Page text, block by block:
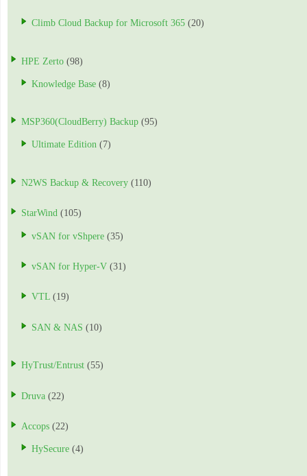
Climb Cloud Backup for Microsoft 365 (20)
HPE Zerto (98)
Knowledge Base (8)
MSP360(CloudBerry) Backup (95)
Ultimate Edition (7)
N2WS Backup & Recovery (110)
StarWind (105)
vSAN for vShpere (35)
vSAN for Hyper-V (31)
VTL (19)
SAN & NAS (10)
HyTrust/Entrust (55)
Druva (22)
Accops (22)
HySecure (4)